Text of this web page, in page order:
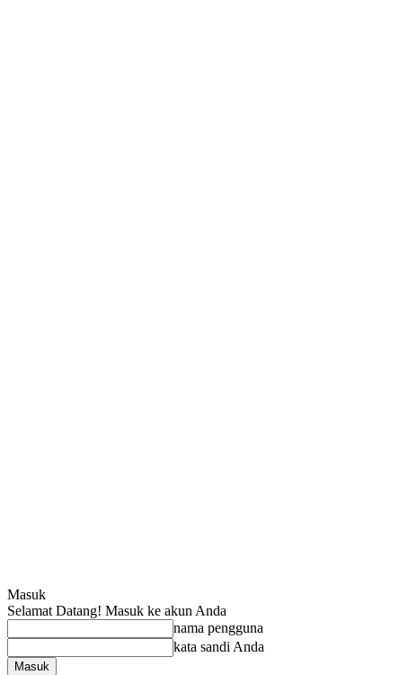
Masuk
Selamat Datang! Masuk ke akun Anda
nama pengguna
kata sandi Anda